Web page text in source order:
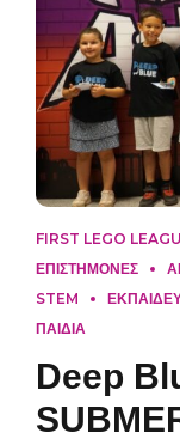
FIRST LEGO
ΕΠΙΣΤΗΜΟΝΕΣ
STEM
ΠΑΙΔΙΑ
Deep